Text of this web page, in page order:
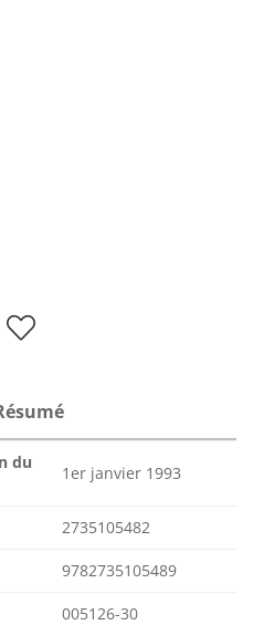
du
1er janvier 1993
2735105482
9782735105489
005126-30